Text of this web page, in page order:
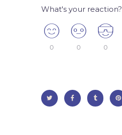
What's your reaction?
0 0 0